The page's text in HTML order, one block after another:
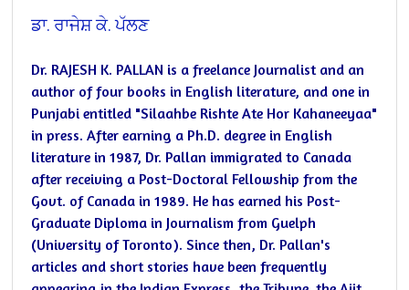
ਡਾ. ਰਾਜੇਸ਼ ਕੇ. ਪੱਲਣ
Dr. RAJESH K. PALLAN is a freelance Journalist and an
author of four books in English literature, and one in
Punjabi entitled "Silaahbe Rishte Ate Hor Kahaneeyaa"
in press. After earning a Ph.D. degree in English
literature in 1987, Dr. Pallan immigrated to Canada
after receiving a Post-Doctoral Fellowship from the
Govt. of Canada in 1989. He has earned his Post-
Graduate Diploma in Journalism from Guelph
(University of Toronto). Since then, Dr. Pallan's
articles and short stories have been frequently